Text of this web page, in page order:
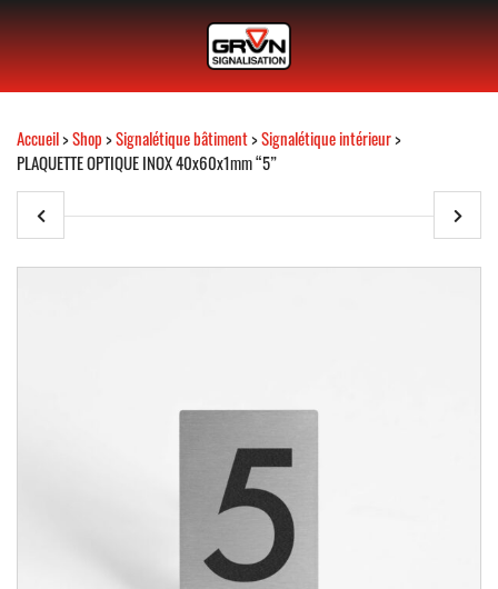
Accueil>Shop>Signalétique bâtiment>Signalétique intérieur>
PLAQUETTE OPTIQUE INOX 40x60x1mm “5”